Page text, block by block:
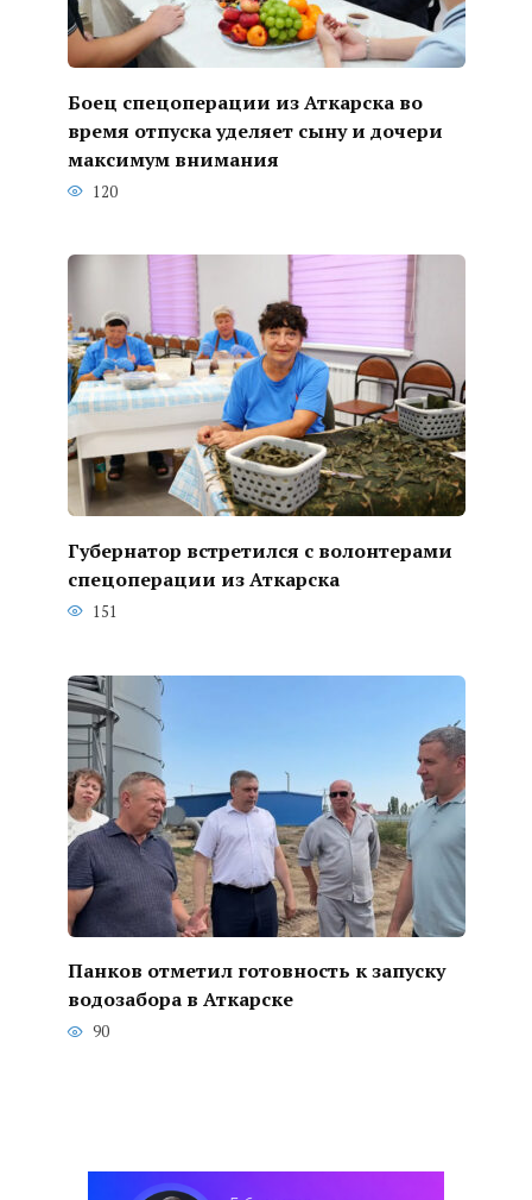
Боец спецоперации из Аткарска во
время отпуска уделяет сыну и дочери
максимум внимания
120
Губернатор встретился с волонтерами
спецоперации из Аткарска
151
Панков отметил готовность к запуску
водозабора в Аткарске
90